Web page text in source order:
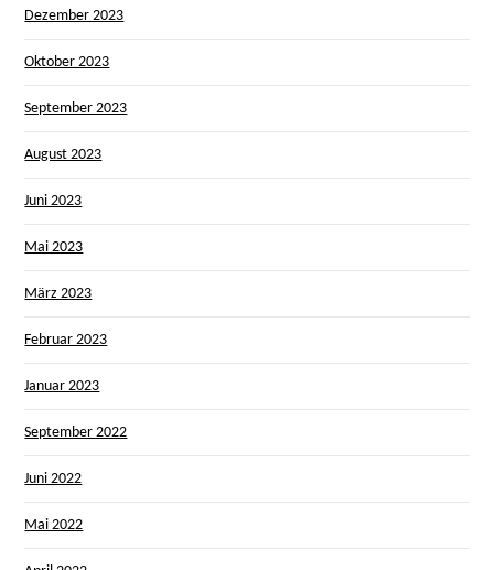
Dezember 2023
Oktober 2023
September 2023
August 2023
Juni 2023
Mai 2023
März 2023
Februar 2023
Januar 2023
September 2022
Juni 2022
Mai 2022